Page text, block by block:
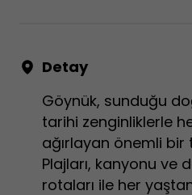
Detay
Göynük, sunduğu
tarihi zenginliklerle
ağırlayan önemli bir
Plajları, kanyonu ve
rotaları ile her